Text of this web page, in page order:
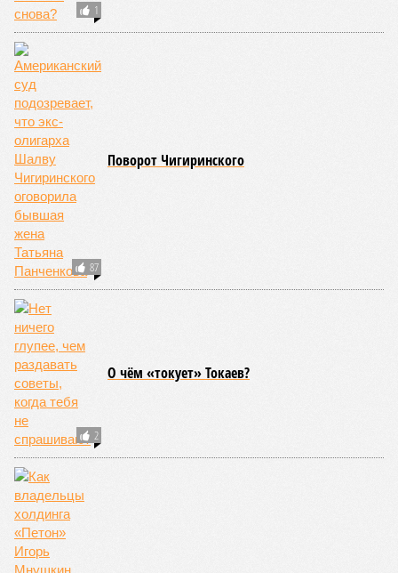
1
87
Поворот Чигиринского
2
О чём «токует» Токаев?